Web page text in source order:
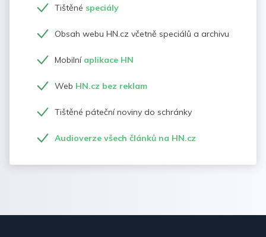
Tištěné speciály
Obsah webu HN.cz včetně speciálů a archivu
Mobilní aplikace HN
Web HN.cz bez reklam
Tištěné páteční noviny do schránky
Audioverze všech článků na HN.cz